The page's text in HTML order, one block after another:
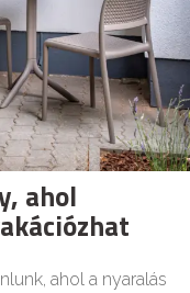
ahol
ahol a nyaralás